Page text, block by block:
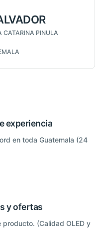
CATARINA PINULA
experiencia
en toda Guatemala (24
y ofertas
(Calidad OLED y